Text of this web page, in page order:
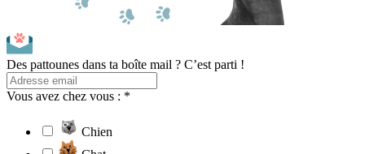
Des pattounes dans ta boîte mail ? C’est parti !
Vous avez chez vous : *
Chien